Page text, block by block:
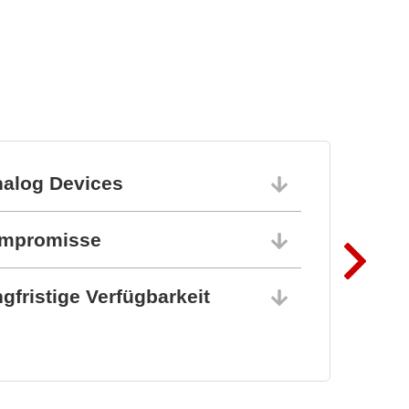
Devices
Verfügbarkeit